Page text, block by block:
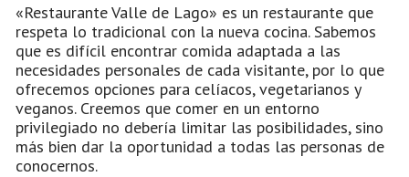
«Restaurante Valle de Lago» es un restaurante que
respeta lo tradicional con la nueva cocina. Sabemos
que es difícil encontrar comida adaptada a las
necesidades personales de cada visitante, por lo que
ofrecemos opciones para celíacos, vegetarianos y
veganos. Creemos que comer en un entorno
privilegiado no debería limitar las posibilidades, sino
más bien dar la oportunidad a todas las personas de
conocernos.